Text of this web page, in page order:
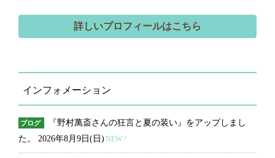
詳しいプロフィールはこちら
インフォメーション
ブログ
『野村萬斎さんの狂言と夏の装い』をアップしまし
た。 2026年8月9日(日) NEW !